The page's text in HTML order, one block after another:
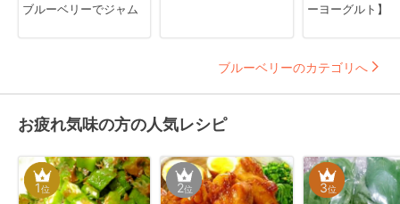
ブルーベリーでジャム
ーヨーグルト】
ブルーベリーのカテゴリへ
お疲れ気味の方の人気レシピ
1位 2位 3位